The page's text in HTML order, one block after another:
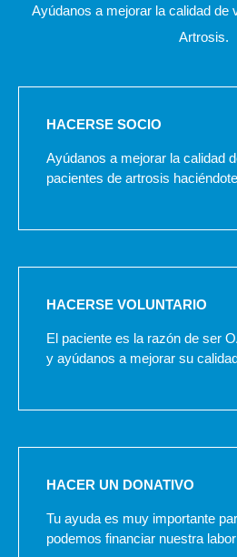
Ayúdanos a mejorar la calidad de
Artrosis.
HACERSE SOCIO
Ayúdanos a mejorar la calidad
pacientes de artrosis
HACERSE VOLUNTARIO
El paciente es la razón de ser
y ayúdanos a mejorar su
HACER UN DONATIVO
Tu ayuda es muy importante
podemos financiar nuestra